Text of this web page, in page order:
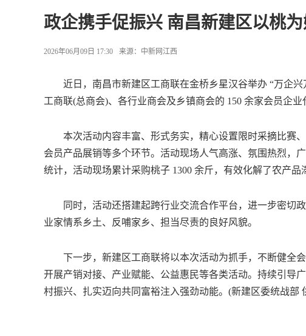
政企携手促振兴 南昌新建区以桃
2026年06月09日 17:30 来源： 中新网江西
近日，南昌市新建区工商联在金桥乡星汉谷举办 “万企兴
工商联(总商会)、各行业商会及乡镇商会的 150 余家会员企
本次活动内容丰富、形式务实，精心设置限时采摘比赛
会员产品展销等多个环节。活动现场人气高涨、氛围热烈，
统计，活动现场累计采购桃子 1300 余斤，有效化解了农产
同时，活动还搭建起跨行业交流合作平台，进一步密切
业家情系乡土、反哺家乡、担当尽责的良好风貌。
下一步，新建区工商联将以本次活动为抓手，不断健全
开展产销对接、产业赋能、公益惠民等各类活动。持续引导
村振兴、扎实迈向共同富裕注入强劲动能。(新建区委统战部